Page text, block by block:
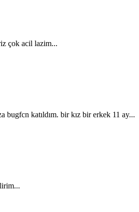
çok acil lazim...
bugfcn katıldım. bir kız bir erkek 11 ay...